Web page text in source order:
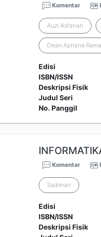
Komentar
Auzi Asfarian
Dean Apriana
Edisi
ISBN/ISSN
Deskripsi Fisik
Judul Seri
No. Panggil
Komentar
Sadiman
Edisi
ISBN/ISSN
Deskripsi Fisik